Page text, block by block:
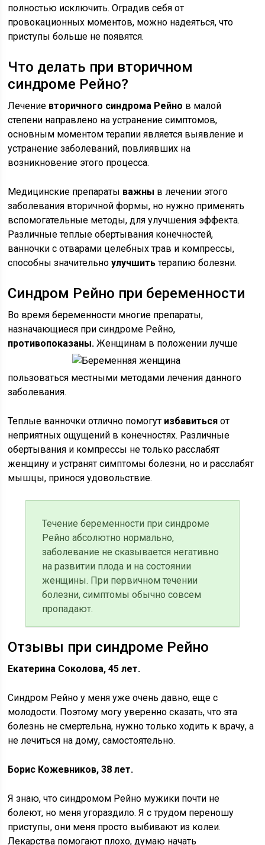
полностью исключить. Оградив себя от
провокационных моментов, можно надеяться, что
приступы больше не появятся.
Что делать при вторичном
синдроме Рейно?
Лечение вторичного синдрома Рейно в малой
степени направлено на устранение симптомов,
основным моментом терапии является выявление и
устранение заболеваний, повлиявших на
возникновение этого процесса.
Медицинские препараты важны в лечении этого
заболевания вторичной формы, но нужно применять
вспомогательные методы, для улучшения эффекта.
Различные теплые обертывания конечностей,
ванночки с отварами целебных трав и компрессы,
способны значительно улучшитьтерапию болезни.
Синдром Рейно при беременности
Во время беременности многие препараты,
назначающиеся при синдроме Рейно,
противопоказаны. Женщинам в положении лучше
пользоваться местными методами лечения данного
заболевания.
Теплые ванночки отлично помогут избавиться от
неприятных ощущений в конечностях. Различные
обертывания и компрессы не только расслабят
женщину и устранят симптомы болезни, но и расслабят
мышцы, принося удовольствие.
Течение беременности при синдроме
Рейно абсолютно нормально,
заболевание не сказывается негативно
на развитии плода и на состоянии
женщины. При первичном течении
болезни, симптомы обычно совсем
пропадают.
Отзывы при синдроме Рейно
Екатерина Соколова, 45 лет.
Синдром Рейно у меня уже очень давно, еще с
молодости. Поэтому могу уверенно сказать, что эта
болезнь не смертельна, нужно только ходить к врачу, а
не лечиться на дому, самостоятельно.
Борис Кожевников, 38 лет.
Я знаю, что синдромом Рейно мужики почти не
болеют, но меня угораздило. Я с трудом переношу
приступы, они меня просто выбивают из колеи.
Лекарства помогают плохо, думаю начать